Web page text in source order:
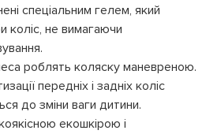
спеціальним гелем, який
коліс, не вимагаючи
роблять коляску маневреною.
передніх і задніх коліс
до зміни ваги дитини.
екошкірою і